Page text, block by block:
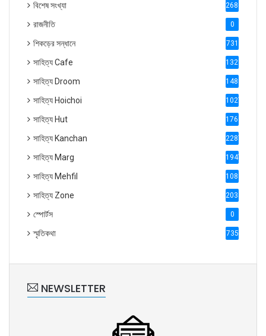
বিশেষ সংখ্যা 2686
রাজনীতি 0
শিকড়ের সন্ধানে 731
সাহিত্য Cafe 1321
সাহিত্য Droom 1488
সাহিত্য Hoichoi 1027
সাহিত্য Hut 1769
সাহিত্য Kanchan 2287
সাহিত্য Marg 1947
সাহিত্য Mehfil 1088
সাহিত্য Zone 2035
স্পোর্টস 0
স্মৃতিকথা 735
NEWSLETTER